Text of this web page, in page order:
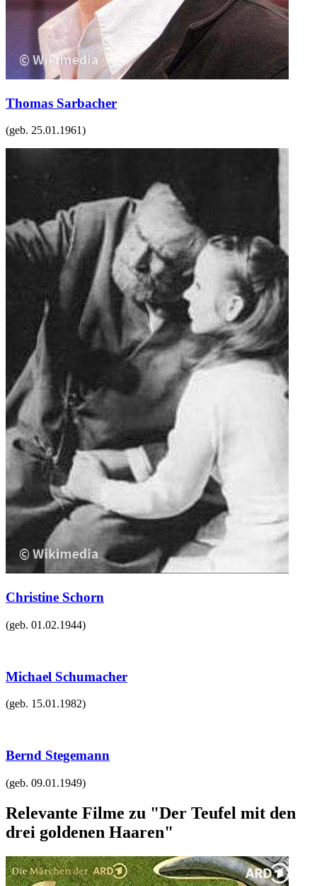
Thomas Sarbacher
(geb. 25.01.1961)
Christine Schorn
(geb. 01.02.1944)
Michael Schumacher
(geb. 15.01.1982)
Bernd Stegemann
(geb. 09.01.1949)
Relevante Filme zu "Der Teufel mit den
drei goldenen Haaren"